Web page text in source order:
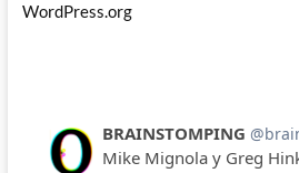
WordPress.org